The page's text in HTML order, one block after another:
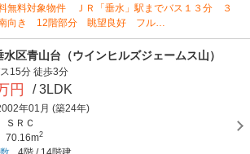
無料対象物件 ＪＲ「垂水」駅までバス１３分 ３
向き 12階部分 眺望良好 フル…
水区青山台（ウインヒルズジェームス山）
15分 徒歩3分
円 / 3LDK
年01月 (築24年)
ＳＲＣ
70.16m2